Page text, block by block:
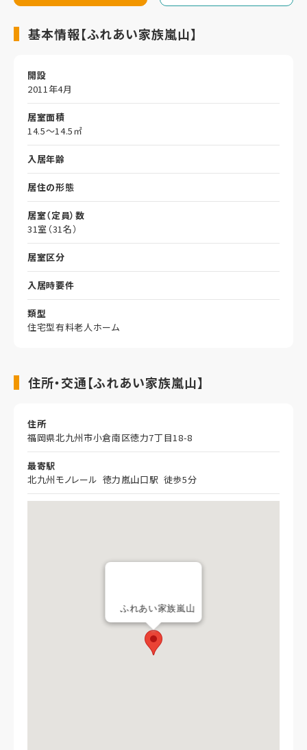
基本情報【ふれあい家族嵐山】
開設
2011年4月
居室面積
14.5～14.5㎡
入居年齢
居住の形態
居室（定員）数
31室（31名）
居室区分
入居時要件
類型
住宅型有料老人ホーム
住所・交通【ふれあい家族嵐山】
住所
福岡県北九州市小倉南区徳力7丁目18-8
最寄駅
北九州モノレール 徳力嵐山口駅 徒歩5分
ふれあい家族嵐山